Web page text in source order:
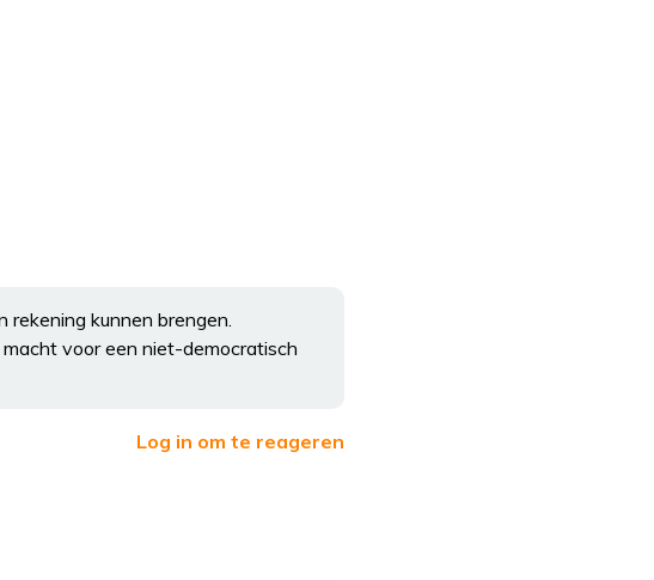
kunnen brengen.
voor een niet-democratisch
Log in om te reageren